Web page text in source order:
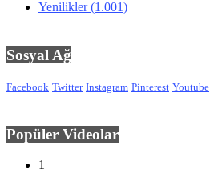
Yenilikler(1.001)
Sosyal Ağ
Facebook Twitter Instagram Pinterest Youtube
Popüler Videolar
1